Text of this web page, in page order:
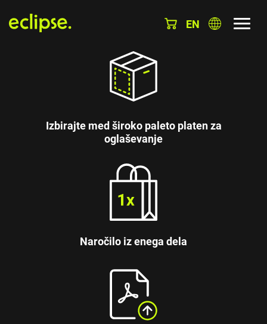
EN
Izbirajte med široko paleto platen za
oglaševanje
Naročilo iz enega dela